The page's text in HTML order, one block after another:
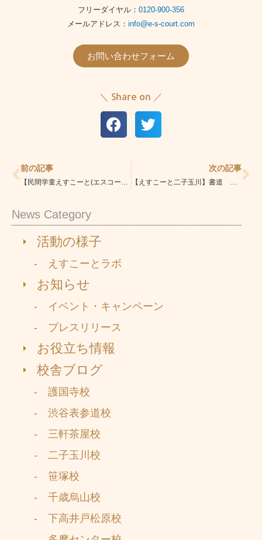
News Category
活動の様子
- えすこーとラボ
お知らせ
- イベント・キャンペーン
- プレスリリース
お役立ち情報
校舎ブログ
- 護国寺校
- 渋谷表参道校
- 三軒茶屋校
- 二子玉川校
- 笹塚校
- 千歳烏山校
- 下高井戸松原校
フリーダイヤル： 0120-900-356
メールアドレス： info@e-s-court.com
お問い合わせフォーム
＼ Share on ／
前の記事 次の記事